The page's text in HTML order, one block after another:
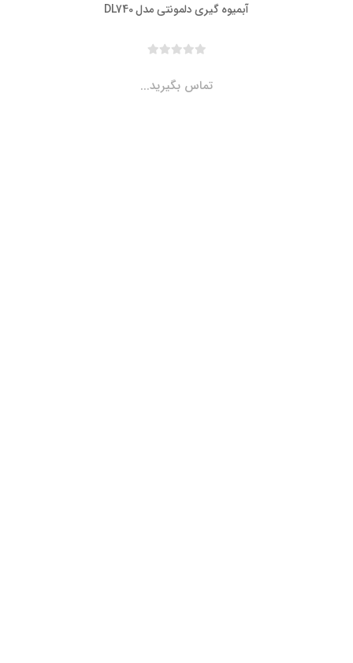
آبمیوه گیری دلمونتی مدل DL740
تماس بگیرید...